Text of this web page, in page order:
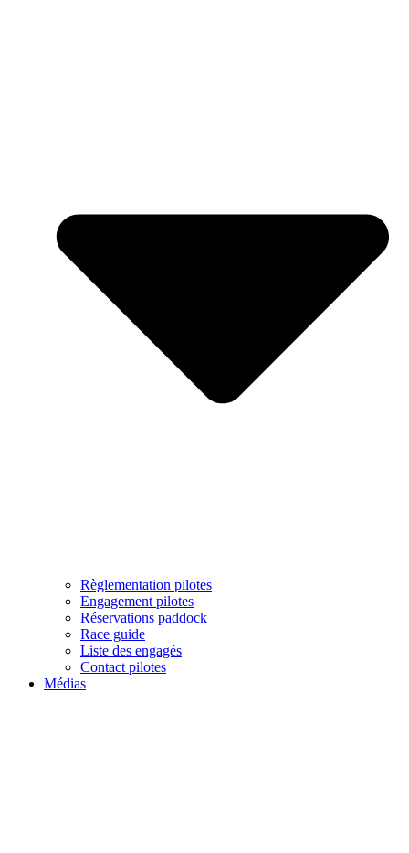
Règlementation pilotes
Engagement pilotes
Réservations paddock
Race guide
Liste des engagés
Contact pilotes
Médias